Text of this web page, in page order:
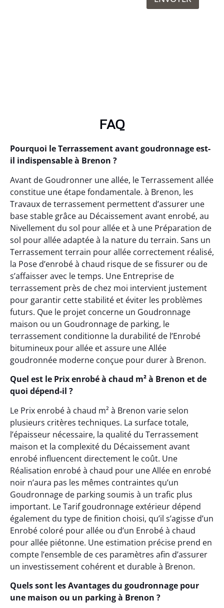
FAQ
Pourquoi le Terrassement avant goudronnage est-
il indispensable à Brenon ?
Avant de Goudronner une allée, le Terrassement allée
constitue une étape fondamentale. à Brenon, les
Travaux de terrassement permettent d’assurer une
base stable grâce au Décaissement avant enrobé, au
Nivellement du sol pour allée et à une Préparation de
sol pour allée adaptée à la nature du terrain. Sans un
Terrassement terrain pour allée correctement réalisé,
la Pose d’enrobé à chaud risque de se fissurer ou de
s’affaisser avec le temps. Une Entreprise de
terrassement près de chez moi intervient justement
pour garantir cette stabilité et éviter les problèmes
futurs. Que le projet concerne un Goudronnage
maison ou un Goudronnage de parking, le
terrassement conditionne la durabilité de l’Enrobé
bitumineux pour allée et assure une Allée
goudronnée moderne conçue pour durer à Brenon.
Quel est le Prix enrobé à chaud m² à Brenon et de
quoi dépend-il ?
Le Prix enrobé à chaud m² à Brenon varie selon
plusieurs critères techniques. La surface totale,
l’épaisseur nécessaire, la qualité du Terrassement
maison et la complexité du Décaissement avant
enrobé influencent directement le coût. Une
Réalisation enrobé à chaud pour une Allée en enrobé
noir n’aura pas les mêmes contraintes qu’un
Goudronnage de parking soumis à un trafic plus
important. Le Tarif goudronnage extérieur dépend
également du type de finition choisi, qu’il s’agisse d’un
Enrobé coloré pour allée ou d’un Enrobé à chaud
pour allée piétonne. Une estimation précise prend en
compte l’ensemble de ces paramètres afin d’assurer
un investissement cohérent et durable à Brenon.
Quels sont les Avantages du goudronnage pour
une maison ou un parking à Brenon ?